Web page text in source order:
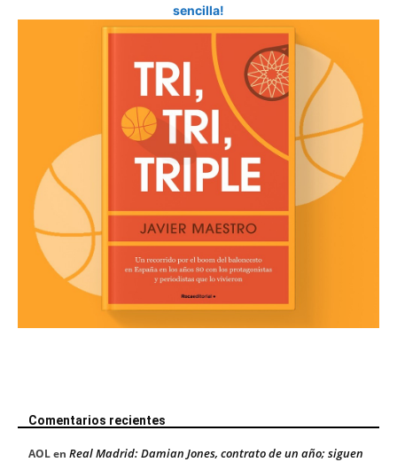
sencilla!
Comentarios recientes
AOLen Real Madrid: Damian Jones, contrato de un año; siguen